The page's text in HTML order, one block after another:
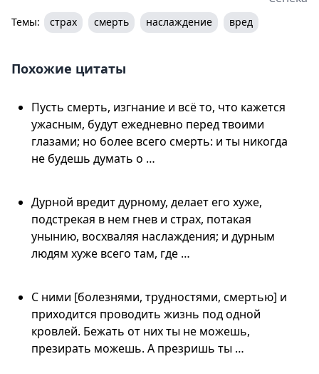
Темы: страх смерть наслаждение вред
Похожие цитаты
Пусть смерть, изгнание и всё то, что кажется
ужасным, будут ежедневно перед твоими
глазами; но более всего смерть: и ты никогда
не будешь думать о …
Дурной вредит дурному, делает его хуже,
подстрекая в нем гнев и страх, потакая
унынию, восхваляя наслаждения; и дурным
людям хуже всего там, где …
С ними [болезнями, трудностями, смертью] и
приходится проводить жизнь под одной
кровлей. Бежать от них ты не можешь,
презирать можешь. А презришь ты …